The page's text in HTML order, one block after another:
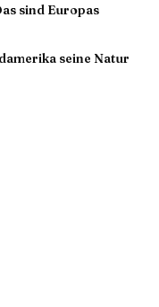
sind Europas
seine Natur